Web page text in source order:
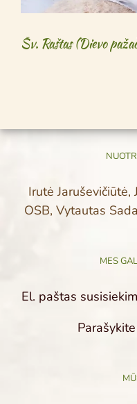
Šv. Raštas (Dievo
Irutė Jaruševičiūtė,
OSB, Vytautas
MES
El. paštas